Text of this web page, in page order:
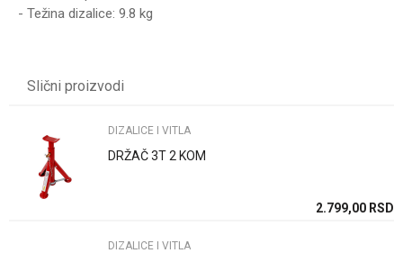
- Težina dizalice: 9.8 kg
Težina specifikacija
Brend
Poruka
Slični proizvodi
DIZALICE I VITLA
DRŽAČ 3T 2 KOM
2.799,00 RSD
DIZALICE I VITLA